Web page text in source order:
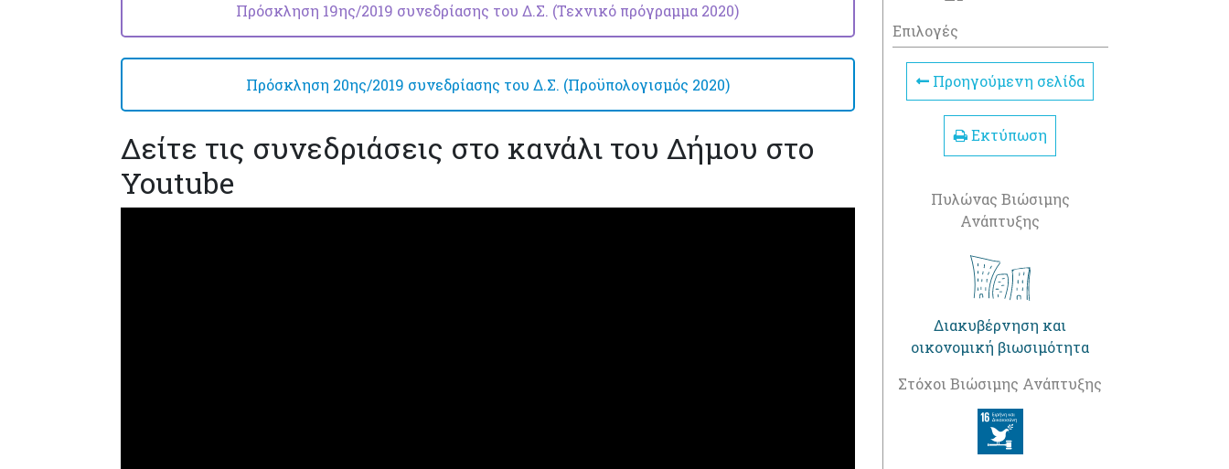
Πρόσκληση 19ης/2019 συνεδρίασης του Δ.Σ. (Τεχνικό πρόγραμμα 2020)
Πρόσκληση 20ης/2019 συνεδρίασης του Δ.Σ. (Προϋπολογισμός 2020)
Δείτε τις συνεδριάσεις στο κανάλι του Δήμου στο
Youtube
Επιλογές
Προηγούμενη σελίδα
Εκτύπωση
Πυλώνας Βιώσιμης
Ανάπτυξης
Διακυβέρνηση και
οικονομική βιωσιμότητα
Στόχοι Βιώσιμης Ανάπτυξης